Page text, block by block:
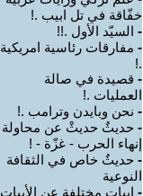
خفّاقة في تل ابيب .!
- السيّد الأول .!!
- مفارقات رئاسية امريكية
.!
- قصيدة في صالة
العمليات .!
- نحن وبايدن وترامب .!
- حديثٌ حديثْ عن محاولة
إنهاء الحرب - غزّة - !
- حديثٌ خاص في الثقافة
النوعية
- ابيات مختلفة عن الأبيات